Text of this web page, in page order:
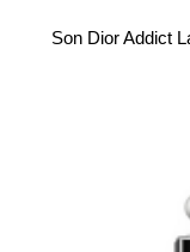
Son Dior Addict